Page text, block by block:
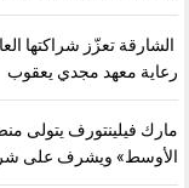
الشارقة تعزّز شراكتها
رعاية معهد مجدي يعقوب
مارك فيلينتورف يتولى
الأوسط» ويشرف على